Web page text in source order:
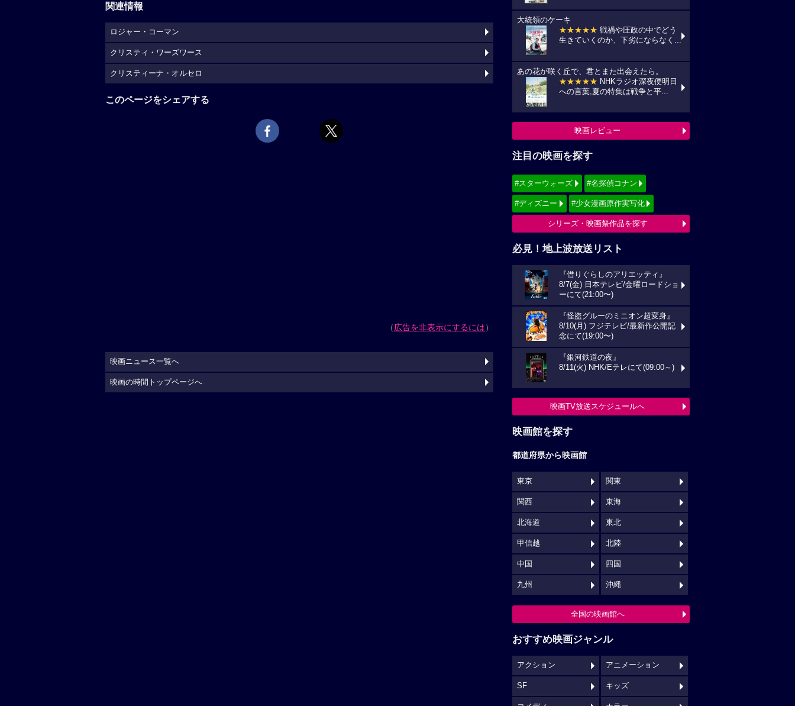
関連情報
ロジャー・コーマン
クリスティ・ワーズワース
クリスティーナ・オルセロ
このページをシェアする
（広告を非表示にするには）
大統領のケーキ
★★★★★ 戦禍や圧政の中でどう
生きていくのか、下劣にならなく...
あの花が咲く丘で、君とまた出会えたら。
★★★★★ NHKラジオ深夜便明日
への言葉,夏の特集は戦争と平...
映画レビュー
注目の映画を探す
#スターウォーズ #名探偵コナン
#ディズニー #少女漫画原作実写化
シリーズ・映画祭作品を探す
必見！地上波放送リスト
『借りぐらしのアリエッティ』
8/7(金) 日本テレビ/金曜ロードショ
ーにて(21:00〜)
『怪盗グルーのミニオン超変身』
8/10(月) フジテレビ/最新作公開記
念にて(19:00〜)
『銀河鉄道の夜』
8/11(火) NHK/Eテレにて(09:00～)
映画TV放送スケジュールへ
映画館を探す
都道府県から映画館
東京 関東
関西 東海
北海道 東北
甲信越 北陸
中国 四国
九州 沖縄
全国の映画館へ
おすすめ映画ジャンル
アクション アニメーション
SF キッズ
映画ニュース一覧へ
映画の時間トップページへ